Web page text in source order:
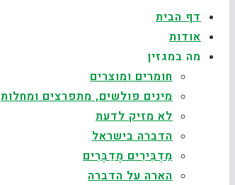
דף הבית
אודות
מה במגזין
חומרים ומוצרים
מינים פולשים, מתפרצים ומחלות
לא מזיק לדעת
הדברה בישראל
מַדְבִּירִים מְדַבְּרִים
הארה על הדברה